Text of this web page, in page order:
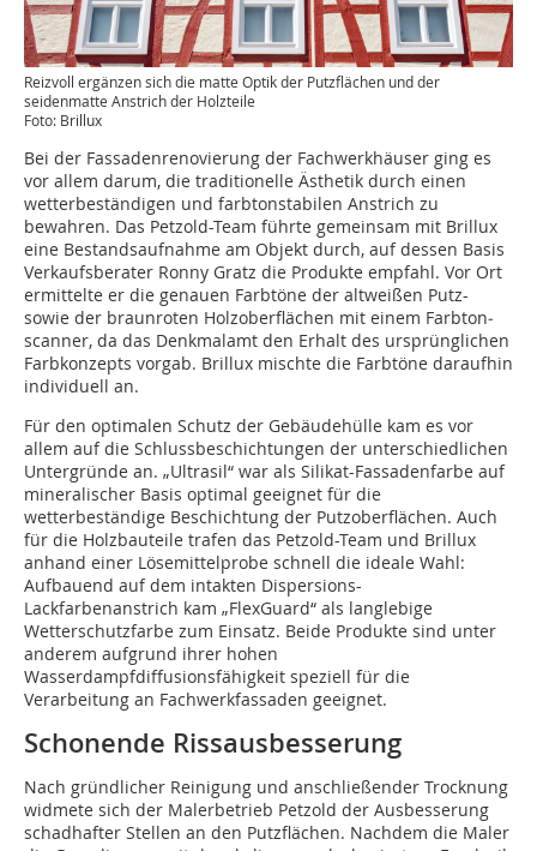
Reizvoll ergänzen sich die matte Optik der Putzflächen und der
seidenmatte Anstrich der Holzteile
Foto: Brillux
Bei der Fassadenrenovierung der Fachwerkhäuser ging es
vor allem darum, die traditionelle Ästhetik durch einen
wetterbeständigen und farbtonstabilen Anstrich zu
bewahren. Das Petzold-Team führte ­gemeinsam mit Brillux
eine Bestandsaufnahme am Objekt durch, auf dessen Basis
Verkaufsberater ­Ronny Gratz die Produkte empfahl. Vor Ort
ermittelte er die genauen Farbtöne der altweißen Putz-
sowie der braunroten Holzoberflächen mit einem Farbton­
scanner, da das Denkmalamt den Erhalt des ursprünglichen
Farbkonzepts vorgab. Brillux mischte die Farbtöne daraufhin
individuell an.
Für den optimalen Schutz der Gebäudehülle kam es vor
allem auf die Schlussbeschichtungen der unterschiedlichen
Untergründe an. „Ultrasil“ war als Silikat-Fassadenfarbe auf
mineralischer Basis optimal geeignet für die
wetterbeständige Beschichtung der Putzoberflächen. Auch
für die Holzbauteile trafen das Petzold-Team und Brillux
anhand einer Lösemittelprobe schnell die ideale Wahl:
Aufbauend auf dem intakten Dispersions-
Lackfarbenanstrich kam „FlexGuard“ als langlebige
Wetterschutzfarbe zum Einsatz. Beide Produkte sind unter
anderem aufgrund ihrer hohen
Wasserdampfdiffusionsfähigkeit speziell für die
Verarbeitung an Fachwerkfassaden geeignet.
Schonende Rissausbesserung
Nach gründlicher Reinigung und anschließender Trocknung
widmete sich der Malerbetrieb Petzold der Ausbesserung
schadhafter Stellen an den Putzflächen. Nachdem die Maler